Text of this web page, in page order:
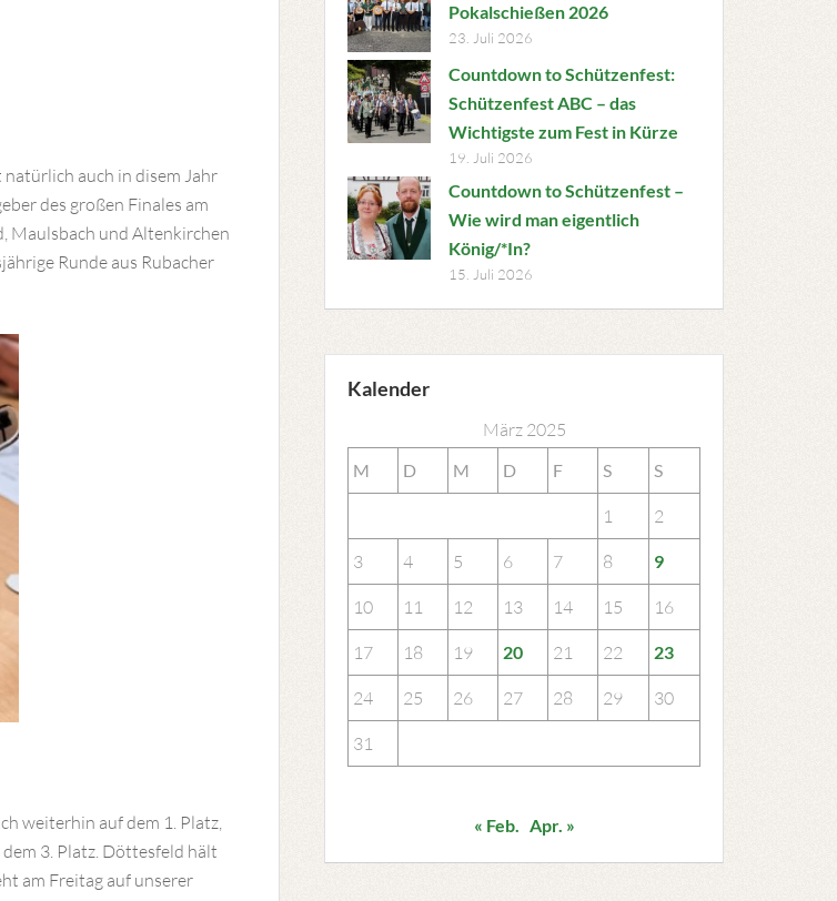
auch in disem Jahr
des großen Finales am
Maulsbach und Altenkirchen
Runde aus Rubacher
weiterhin auf dem 1. Platz,
3. Platz. Döttesfeld hält
am Freitag auf unserer
Pokalschießen 2026
23. Juli 2026
Countdown to Schützenfest:
Schützenfest ABC – das
Wichtigste zum Fest in Kürze
19. Juli 2026
Countdown to Schützenfest –
Wie wird man eigentlich
König/*In?
15. Juli 2026
Kalender
März 2025
M D M D F S S
1 2
3 4 5 6 7 8 9
10 11 12 13 14 15 16
17 18 19 20 21 22 23
24 25 26 27 28 29 30
31
« Feb. Apr. »